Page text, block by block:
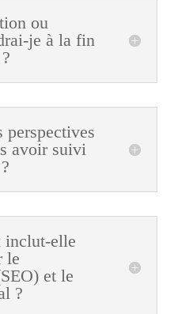
ou
je à la fin
perspectives
avoir suivi
inclut-elle
le
et le
?